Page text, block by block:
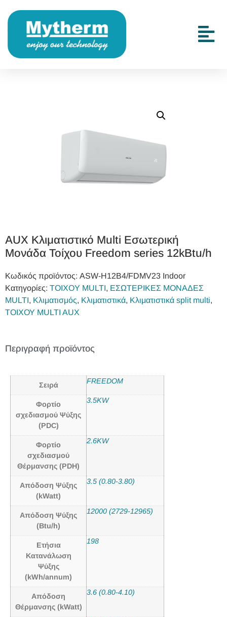
AUX Κλιματιστικό Multi Εσωτερική
Μονάδα Τοίχου Freedom series 12kBtu/h
Κωδικός προϊόντος: ASW-H12B4/FDMV23 Indoor
Κατηγορίες: TOIXOY MULTI, ΕΣΩΤΕΡΙΚΕΣ ΜΟΝΑΔΕΣ
MULTI, Κλιματισμός, Κλιματιστικά, Κλιματιστικά split multi,
ΤΟΙΧΟΥ MULTI AUX
Περιγραφή προϊόντος
Σειρά FREEDOM
Φορτίο
σχεδιασμού Ψύξης
(PDC)
3.5KW
Φορτίο
σχεδιασμού
Θέρμανσης (PDH)
2.6KW
Απόδοση Ψύξης
(kWatt)
3.5 (0.80-3.80)
Απόδοση Ψύξης
(Btu/h)
12000 (2729-12965)
Ετήσια
Κατανάλωση
Ψύξης
(kWh/annum)
198
Απόδοση
Θέρμανσης (kWatt)
3.6 (0.80-4.10)